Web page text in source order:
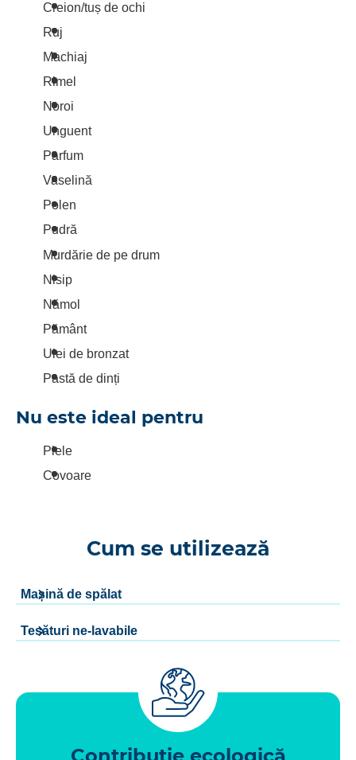
Creion/tuș de ochi
Ruj
Machiaj
Rimel
Noroi
Unguent
Parfum
Vaselină
Polen
Pudră
Murdărie de pe drum
Nisip
Nămol
Pământ
Ulei de bronzat
Pastă de dinți
Nu este ideal pentru
Piele
Covoare
Cum se utilizează
Mașină de spălat
Tesături ne-lavabile